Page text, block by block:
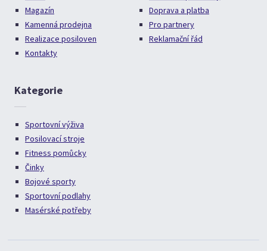
Magazín
Kamenná prodejna
Realizace posiloven
Kontakty
Doprava a platba
Pro partnery
Reklamační řád
Kategorie
Sportovní výživa
Posilovací stroje
Fitness pomůcky
Činky
Bojové sporty
Sportovní podlahy
Masérské potřeby